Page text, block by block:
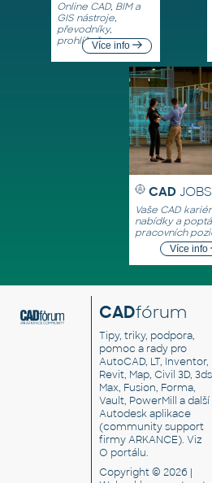
Online CAD, BIM a
GIS nástroje,
převodníky,
prohlížečeVíce info
CAD JOBS
Vaše CAD
nabídky a
pracovních
Více info
CADfórum
Tipy, triky, podpora,
pomoc a rady pro
AutoCAD, LT, Inventor,
Revit, Map, Civil 3D, 3ds
Max, Fusion, Forma,
Vault, PowerMill a další
Autodesk aplikace
(community support
firmy ARKANCE). Viz
O portálu.
Copyright © 2026 |